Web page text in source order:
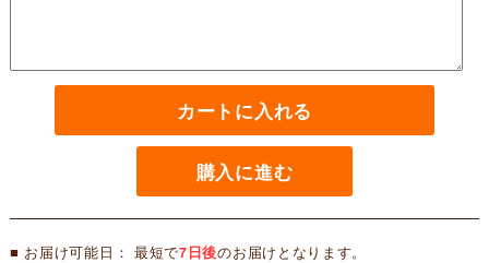
カートに入れる
購入に進む
■ お届け可能日： 最短で7日後のお届けとなります。